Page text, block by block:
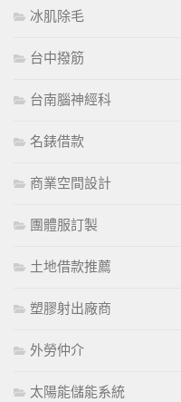
冰肌除毛
台中撥筋
台南腦神經科
名錶借款
商業空間設計
團體服訂製
土地借款推薦
塑膠射出廠商
外勞仲介
太陽能儲能系統